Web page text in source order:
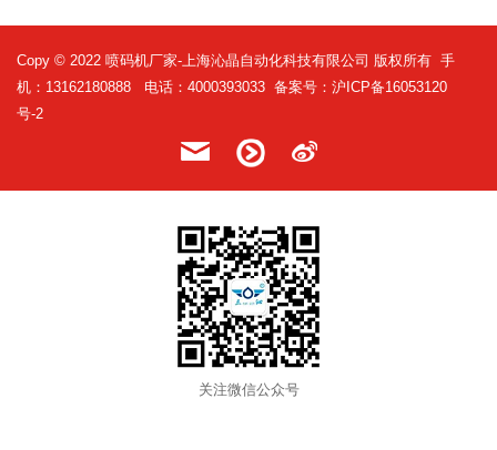
Copy © 2022 喷码机厂家-上海沁晶自动化科技有限公司 版权所有 手
机：13162180888 电话：4000393033 备案号： 沪ICP备16053120
号-2
关注微信公众号